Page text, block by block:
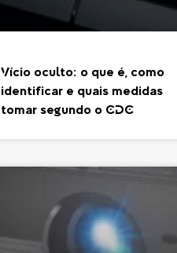
Vício oculto: o que é, como
identificar e quais medidas
tomar segundo o CDC